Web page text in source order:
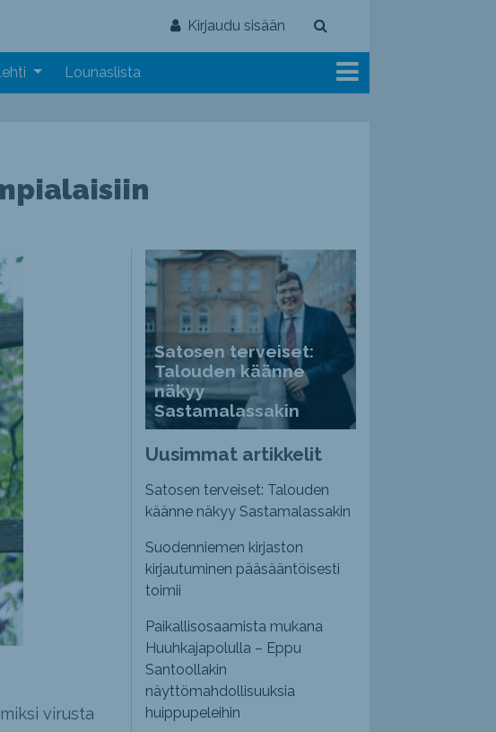
Kirjaudu sisään
Lounaslista
virusta
Satosen terveiset:
Talouden käänne
näkyy
Sastamalassakin
Uusimmat artikkelit
Satosen terveiset: Talouden
käänne näkyy Sastamalassakin
Suodenniemen kirjaston
kirjautuminen pääsääntöisesti
toimii
Paikallisosaamista mukana
Huuhkajapolulla – Eppu
Santoollakin
näyttömahdollisuuksia
huippupeleihin